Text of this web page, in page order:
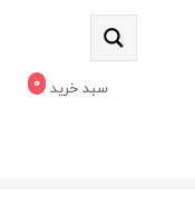
سبد خرید 0